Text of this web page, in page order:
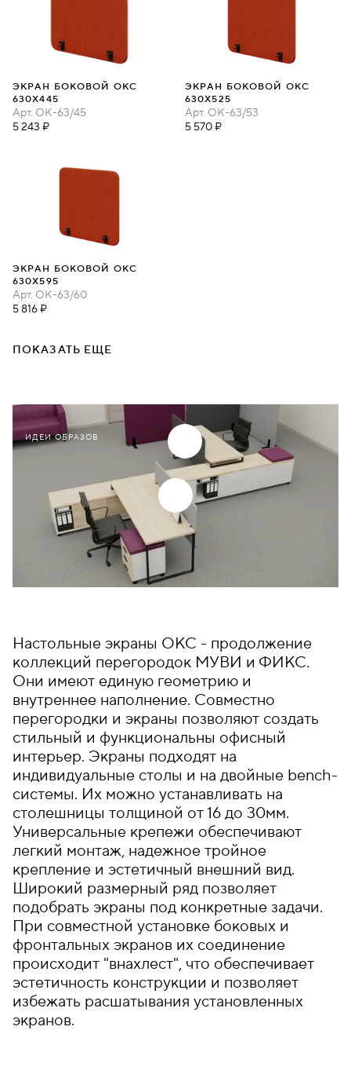
ЭКРАН БОКОВОЙ ОКС
630Х445
Арт. ОК-63/45
5 243 ₽
ЭКРАН БОКОВОЙ ОКС
630Х525
Арт. ОК-63/53
5 570 ₽
ЭКРАН БОКОВОЙ ОКС
630Х595
Арт. ОК-63/60
5 816 ₽
ПОКАЗАТЬ ЕЩЕ
ИДЕИ ОБРАЗОВ
Настольные экраны ОКС - продолжение
коллекций перегородок МУВИ и ФИКС.
Они имеют единую геометрию и
внутреннее наполнение. Совместно
перегородки и экраны позволяют создать
стильный и функциональны офисный
интерьер. Экраны подходят на
индивидуальные столы и на двойные bench-
системы. Их можно устанавливать на
столешницы толщиной от 16 до 30мм.
Универсальные крепежи обеспечивают
легкий монтаж, надежное тройное
крепление и эстетичный внешний вид.
Широкий размерный ряд позволяет
подобрать экраны под конкретные задачи.
При совместной установке боковых и
фронтальных экранов их соединение
происходит "внахлест", что обеспечивает
эстетичность конструкции и позволяет
избежать расшатывания установленных
экранов.